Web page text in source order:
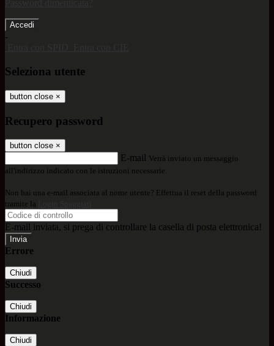
-
Seleziona utente
button close ×
Recupero password
button close ×
E-mail Verrà inviato un messaggio
all'indirizzo indicato con le istruzioni necessarie.
Non hai una e-mail associata al nome utente? Effettua il reset della password
tramite la
E-mail inviata, si prega di controllare la casella di posta elettronica!
Errore
Chiudi
Successo
Chiudi
Informazione
Chiudi